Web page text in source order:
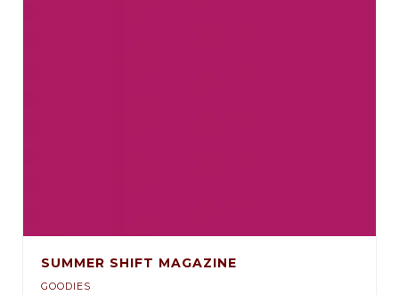
SUMMER SHIFT MAGAZINE
GOODIES